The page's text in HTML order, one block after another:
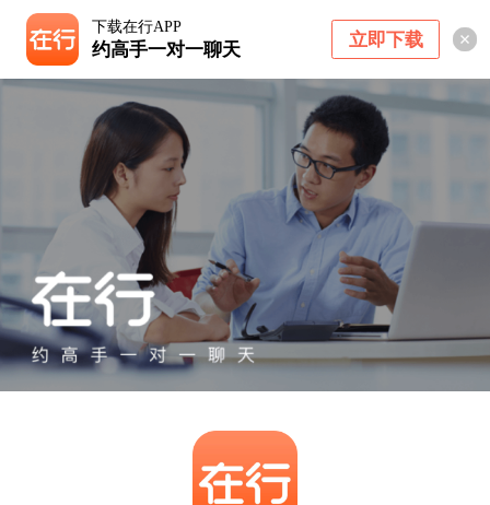
下载在行APP
约高手一对一聊天 立即下载